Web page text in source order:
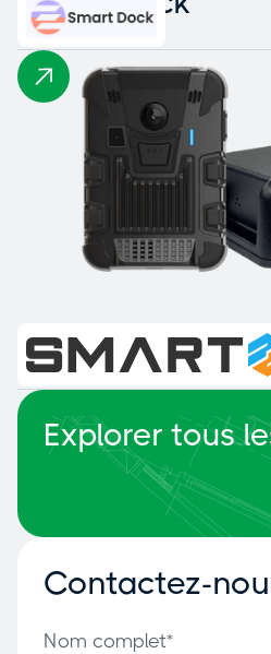
Smart Lifts
Explorer tous
Contactez-
Nom complet*